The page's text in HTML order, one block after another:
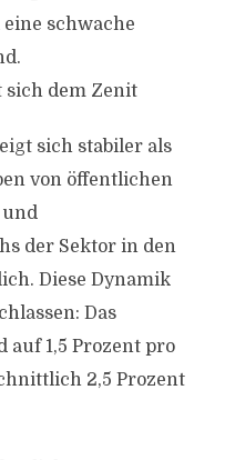
schwache
sich dem Zenit
sich stabiler als
von öffentlichen
der Sektor in den
Diese Dynamik
Das
auf 1,5 Prozent pro
2,5 Prozent